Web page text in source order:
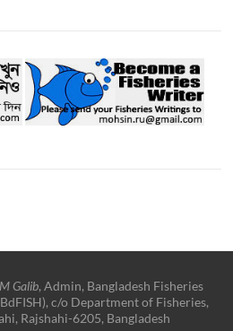
Galib, Admin, Bangladesh Fisheries
c/o Department of Fisheries,
Rajshahi-6205, Bangladesh